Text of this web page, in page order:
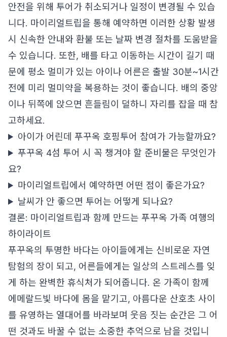
안전을 위해 투어가 취소되거나 일정이 변경될 수 있습
니다. 마이리얼트립을 통해 예약하면 이러한 상황 발생
시 신속한 안내와 환불 또는 날짜 변경 절차를 도움받을
수 있습니다. 또한, 배를 타고 이동하는 시간이 길기 때
문에 평소 멀미가 있는 아이나 어른은 출발 30분~1시간
전에 미리 멀미약을 복용하는 것이 좋습니다. 배의 중앙
이나 뒤쪽에 앉으면 흔들림이 덜하니 자리를 잡을 때 참
고하세요.
아이가 어린데 푸꾸옥 호핑투어 참여가 가능할까요?
푸꾸옥 4섬 투어 시 꼭 챙겨야 할 준비물은 무엇인가
요?
마이리얼트립에서 예약하면 어떤 점이 좋은가요?
날씨가 안 좋으면 투어는 어떻게 되나요?
결론: 마이리얼트립과 함께 만드는 푸꾸옥 가족 여행의
하이라이트
푸꾸옥의 투명한 바다는 아이들에게는 신비로운 자연
탐험의 장이 되고, 어른들에게는 일상의 스트레스를 잊
게 하는 완벽한 휴식처가 되어줍니다. 온 가족이 함께
에메랄드빛 바다에 몸을 맡기고, 아름다운 산호초 사이
를 유영하는 열대어를 바라보며 웃음 짓는 순간은 그 어
떤 것과도 바꿀 수 없는 소중한 추억으로 남을 것입니